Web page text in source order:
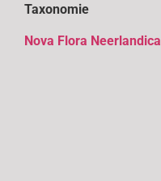
Taxonomie
Nova Flora Neerlandica